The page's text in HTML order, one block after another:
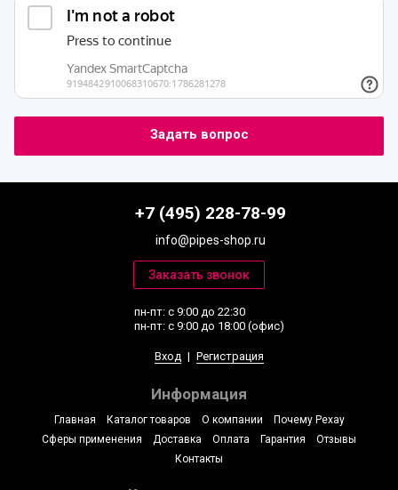
+7 (495) 228-78-99
info@pipes-shop.ru
пн-пт: с 9:00 до 22:30
пн-пт: с 9:00 до 18:00 (офис)
Вход | Регистрация
Информация
Главная Каталог товаров О компании
Почему Рехау
Сферы применения
Доставка Оплата Гарантия
Отзывы
Контакты